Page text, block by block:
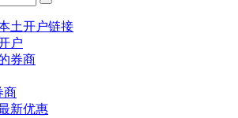
土开户链接
户
券商
商
新优惠